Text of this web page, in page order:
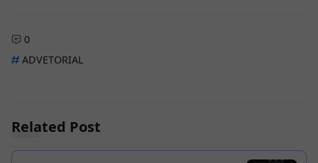
0
ADVETORIAL
Related Post